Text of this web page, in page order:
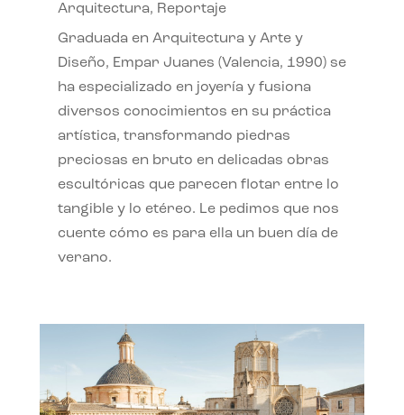
Arquitectura, Reportaje
Graduada en Arquitectura y Arte y
Diseño, Empar Juanes (Valencia, 1990) se
ha especializado en joyería y fusiona
diversos conocimientos en su práctica
artística, transformando piedras
preciosas en bruto en delicadas obras
escultóricas que parecen flotar entre lo
tangible y lo etéreo. Le pedimos que nos
cuente cómo es para ella un buen día de
verano.